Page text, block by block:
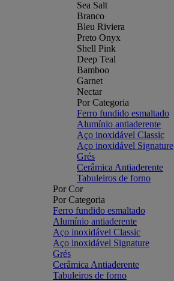
Sea Salt
Branco
Bleu Riviera
Preto Onyx
Shell Pink
Deep Teal
Bamboo
Garnet
Nectar
Por Categoria
Ferro fundido esmaltado
Alumínio antiaderente
Aço inoxidável Classic
Aço inoxidável Signature
Grés
Cerâmica Antiaderente
Tabuleiros de forno
Por Cor
Por Categoria
Ferro fundido esmaltado
Alumínio antiaderente
Aço inoxidável Classic
Aço inoxidável Signature
Grés
Cerâmica Antiaderente
Tabuleiros de forno